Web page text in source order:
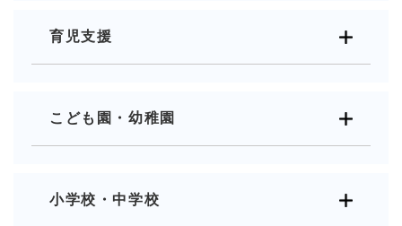
育児支援
こども園・幼稚園
小学校・中学校